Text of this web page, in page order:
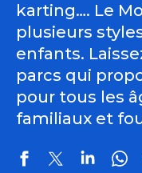
karting…. Le
plusieurs
enfants.
parcs qui
pour tous les
familiaux et